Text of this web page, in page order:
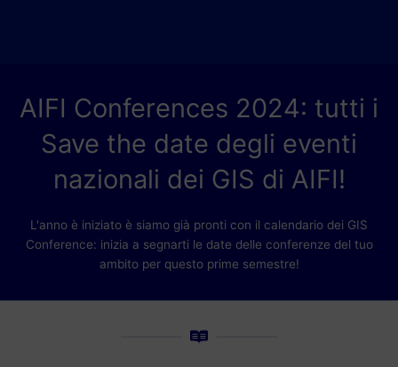
AIFI Conferences 2024: tutti i
Save the date degli eventi
nazionali dei GIS di AIFI!
L'anno è iniziato è siamo già pronti con il calendario dei GIS
Conference: inizia a segnarti le date delle conferenze del tuo
ambito per questo prime semestre!